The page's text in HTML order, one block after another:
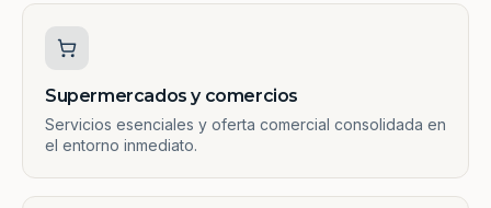
Supermercados y comercios
Servicios esenciales y oferta comercial consolidada en
el entorno inmediato.